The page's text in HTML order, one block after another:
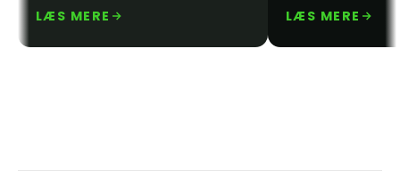
langsommere, end du tror.
Det lyder bagvendt, men
LÆS MERE
fortsætte.
alkohol…
LÆS MERE